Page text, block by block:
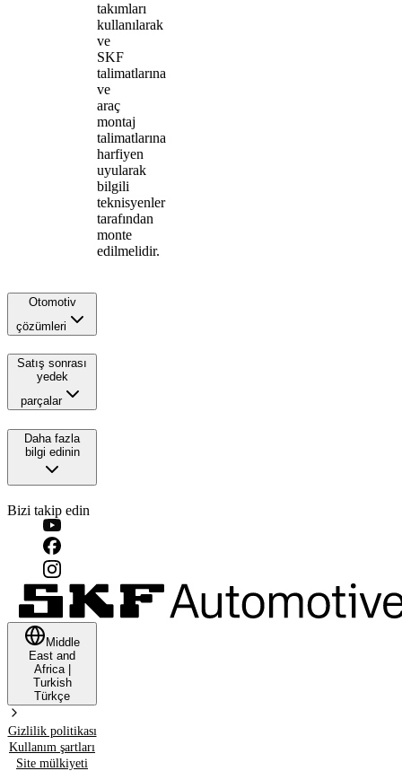
takımları
kullanılarak
ve
SKF
talimatlarına
ve
araç
montaj
talimatlarına
harfiyen
uyularak
bilgili
teknisyenler
tarafından
monte
edilmelidir.
Otomotiv
çözümleri
Satış sonrası
yedek
parçalar
Daha fazla
bilgi edinin
Bizi takip edin
Middle
East and
Africa|
Turkish
Türkçe
Gizlilik politikası
Kullanım şartları
Site mülkiyeti